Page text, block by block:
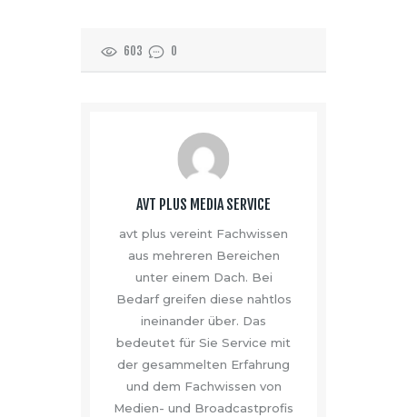
603 0
AVT PLUS MEDIA SERVICE
avt plus vereint Fachwissen
aus mehreren Bereichen
unter einem Dach. Bei
Bedarf greifen diese nahtlos
ineinander über. Das
bedeutet für Sie Service mit
der gesammelten Erfahrung
und dem Fachwissen von
Medien- und Broadcastprofis